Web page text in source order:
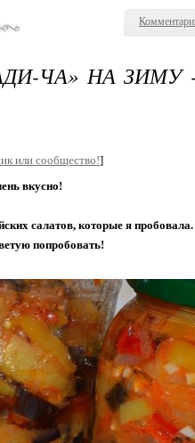
ЧА» НА ЗИМУ
или сообщество!]
вкусно!
салатов, которые я
попробовать!